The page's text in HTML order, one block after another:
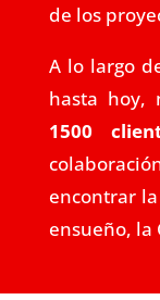
de los
A lo largo
hasta hoy,
1500
encontrar
ensueño, la